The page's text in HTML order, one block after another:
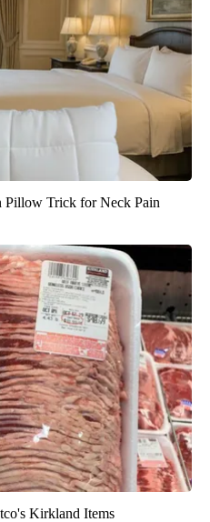
Pillow Trick for Neck Pain
Kirkland Items